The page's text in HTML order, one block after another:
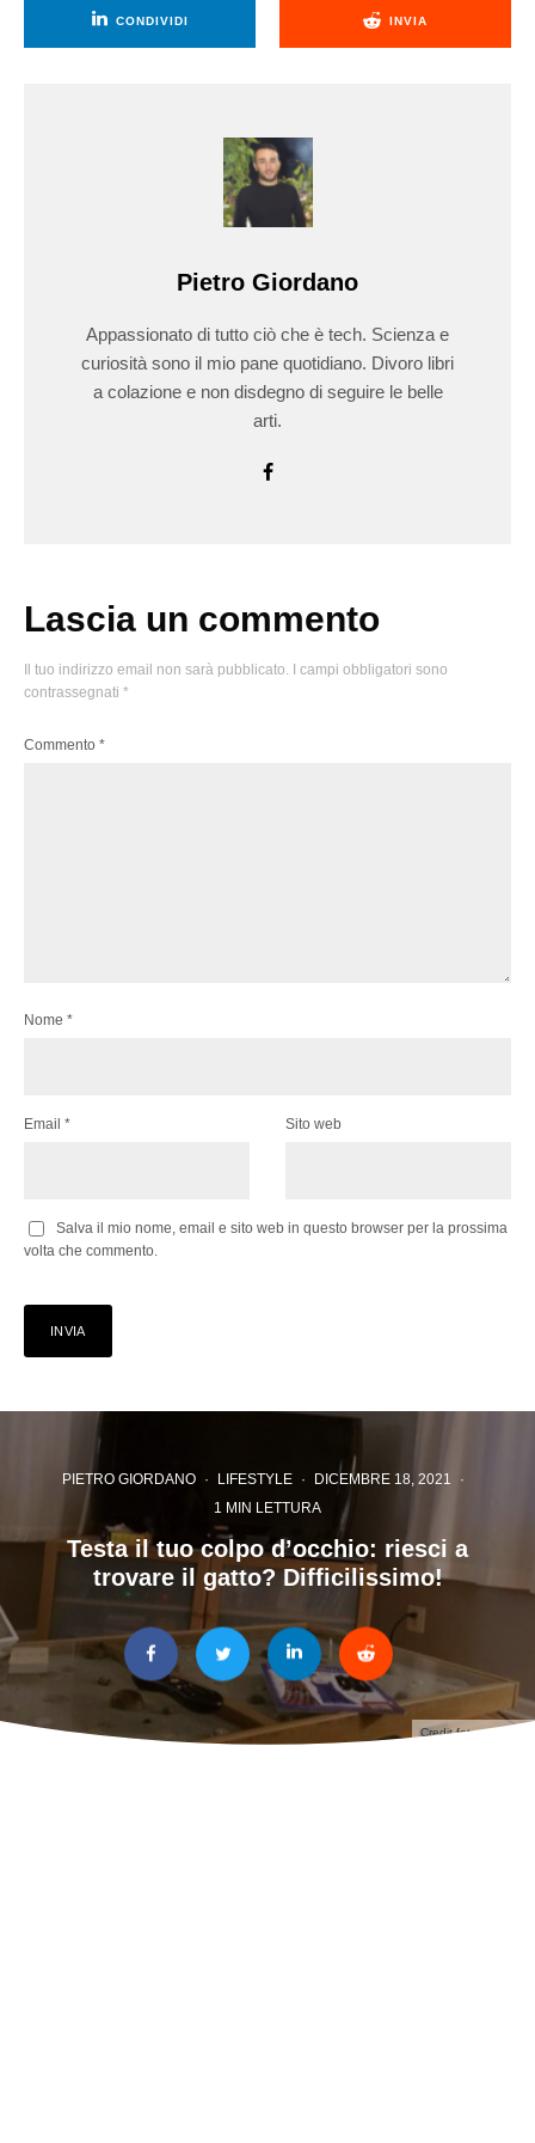
CONDIVIDI INVIA
Pietro Giordano
Appassionato di tutto ciò che è tech. Scienza e
curiosità sono il mio pane quotidiano. Divoro libri
a colazione e non disdegno di seguire le belle
arti.
Lascia un commento
Il tuo indirizzo email non sarà pubblicato.
I campi obbligatori sono
contrassegnati *
Commento *
Nome *
Email * Sito web
Salva il mio nome, email e sito web in questo browser per la prossima
volta che commento.
Credit foto: aforismi
PIETRO GIORDANO · LIFESTYLE · DICEMBRE 18, 2021
·
1 MIN LETTURA
Testa il tuo colpo d’occhio: riesci a
trovare il gatto? Difficilissimo!